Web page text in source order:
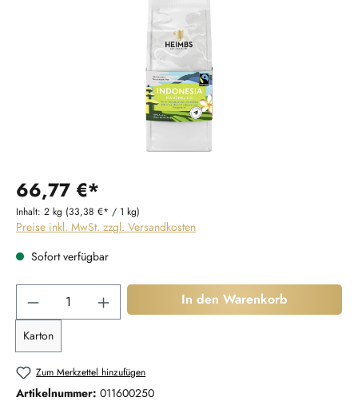
66,77 €*
Inhalt: 2 kg (33,38 €* / 1 kg)
Preise inkl. MwSt. zzgl. Versandkosten
Sofort verfügbar
Produkt Anzahl: Gib den gewünschten Wert
Karton
In den Warenkorb
Zum Merkzettel hinzufügen
Artikelnummer: 011600250